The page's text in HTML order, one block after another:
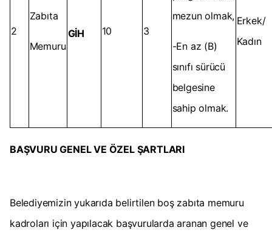
2
Zabıta
Memuru
GİH 10 3
mezun olmak,
-En az (B)
sınıfı sürücü
belgesine
sahip olmak.
Erkek/
Kadın
BAŞVURU GENEL VE ÖZEL ŞARTLARI
Belediyemizin yukarıda belirtilen boş zabıta memuru
kadroları için yapılacak başvurularda aranan genel ve